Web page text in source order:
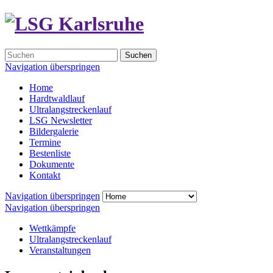
Suchen
Navigation überspringen
Home
Hardtwaldlauf
Ultralangstreckenlauf
LSG Newsletter
Bildergalerie
Termine
Bestenliste
Dokumente
Kontakt
Navigation überspringen
Navigation überspringen
Wettkämpfe
Ultralangstreckenlauf
Veranstaltungen